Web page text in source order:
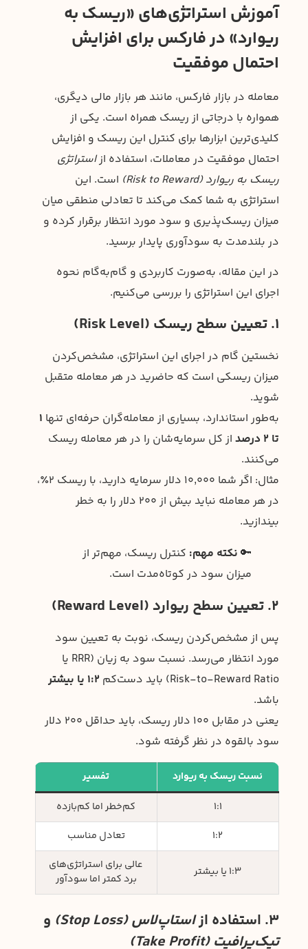
آموزش استراتژی‌های «ریسک به
ریوارد» در فارکس برای افزایش
احتمال موفقیت
معامله در بازار فارکس، مانند هر بازار مالی دیگری،
همواره با درجاتی از ریسک همراه است. یکی از
کلیدی‌ترین ابزارها برای کنترل این ریسک و افزایش
احتمال موفقیت در معاملات، استفاده ازاستراتژی
ریسک به ریوارد (Risk to Reward)
است. این
استراتژی به شما کمک می‌کند تا تعادلی منطقی میان
میزان ریسک‌پذیری و سود مورد انتظار برقرار کرده و
در بلندمدت به سودآوری پایدار برسید.
در این مقاله، به‌صورت کاربردی و گام‌به‌گام نحوه
اجرای این استراتژی را بررسی می‌کنیم.
1. تعیین سطح ریسک (Risk Level)
نخستین گام در اجرای این استراتژی، مشخص‌کردن
میزان ریسکی است که حاضرید در هر معامله متقبل
شوید.
به‌طور استاندارد، بسیاری از معامله‌گران حرفه‌ای تنها ۱
تا ۲ درصد
از کل سرمایه‌شان را در هر معامله ریسک
می‌کنند.
مثال: اگر شما 10,000 دلار سرمایه دارید، با ریسک ۲٪،
در هر معامله نباید بیش از 200 دلار را به خطر
بیندازید.
🔑 نکته مهم: کنترل ریسک، مهم‌تر از
میزان سود در کوتاه‌مدت است.
2. تعیین سطح ریوارد (Reward Level)
پس از مشخص‌کردن ریسک، نوبت به تعیین سود
مورد انتظار می‌رسد. نسبت سود به زیان (RRR یا
Risk-to-Reward Ratio) باید دست‌کم
1:2 یا بیشتر
باشد.
یعنی در مقابل 100 دلار ریسک، باید حداقل 200 دلار
سود بالقوه در نظر گرفته شود.
نسبت ریسک به ریوارد
تفسیر
1:1
کم‌خطر اما کم‌بازده
1:2
تعادل مناسب
1:3 یا بیشتر
عالی برای استراتژی‌های
برد کمتر اما سودآور
3. استفاده از استاپ‌لاس (Stop Loss)
و
تیک‌پرافیت (Take Profit)